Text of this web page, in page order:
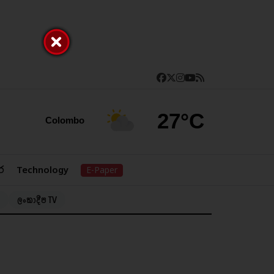
Colombo 27°C
Technology E-Paper
ලංකාදීප TV